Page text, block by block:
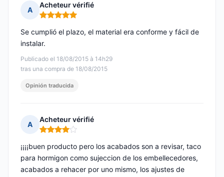
A
Acheteur vérifié
Nota: 5 de 5
Publicado el 18/08/2015 à 14h29
tras una compra de 18/08/2015
Se cumplió el plazo, el material era conforme y fácil de
instalar.
Opinión traducida
A
Acheteur vérifié
Nota: 4 de 5
¡¡¡¡buen producto pero los acabados son a revisar, taco
para hormigon como sujeccion de los embellecedores,
acabados a rehacer por uno mismo, los ajustes de